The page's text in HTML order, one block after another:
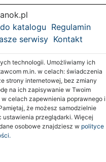
katalogu Regulamin
serwisy Kontakt
technologii. Umożliwiamy ich
m.in. w celach: świadczenia
strony internetowej, bez zmiany
na ich zapisywanie w Twoim
celach zapewnienia poprawnego i
że możesz samodzielnie
przeglądarki. Więcej
osobowe znajdziesz w polityce